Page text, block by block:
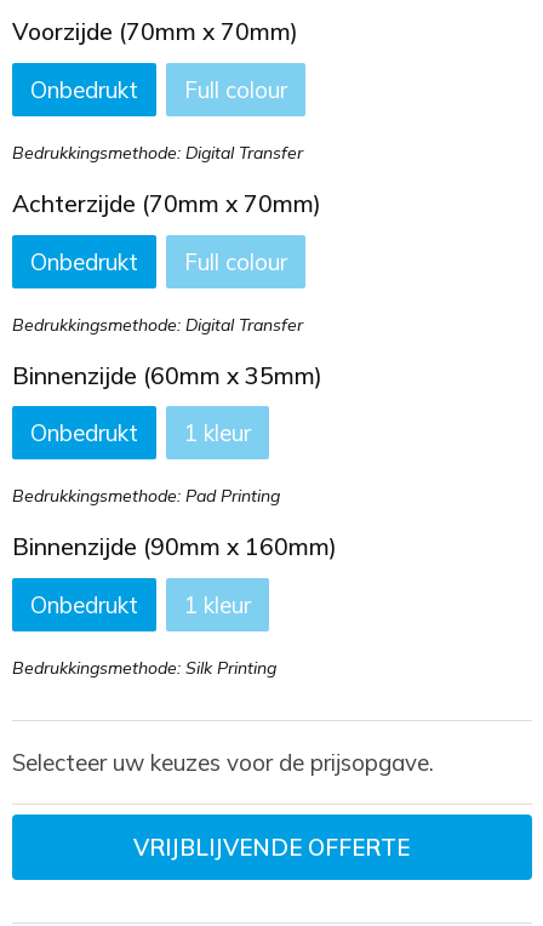
Voorzijde (70mm x 70mm)
Onbedrukt
Full colour
Bedrukkingsmethode: Digital Transfer
Achterzijde (70mm x 70mm)
Onbedrukt
Full colour
Bedrukkingsmethode: Digital Transfer
Binnenzijde (60mm x 35mm)
Onbedrukt
1
Bedrukkingsmethode: Pad Printing
Binnenzijde (90mm x 160mm)
Onbedrukt
1
Bedrukkingsmethode: Silk Printing
Selecteer uw keuzes voor de prijsopgave.
VRIJBLIJVENDE OFFERTE